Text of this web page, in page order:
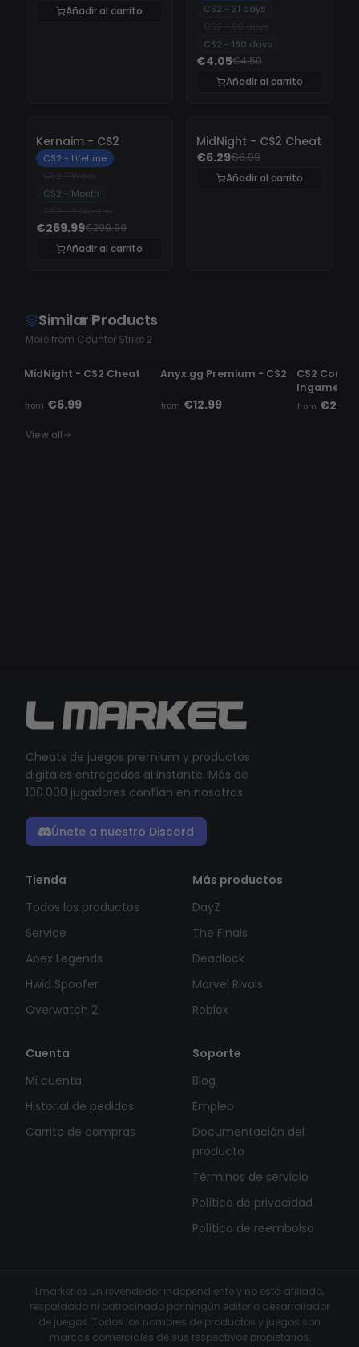
Añadir al carrito
CS2 - 31 days
CS2 - 180 days
€4.05€4.50
Añadir al carrito
Kernaim - CS2
CS2 - Lifetime
CS2 - Month
€269.99€299.99
Añadir al carrito
- 10%
MidNight - CS2 Cheat
€6.29€6.99
Añadir al carrito
Similar Products
More from Counter Strike 2
UNDETECTED
MidNight - CS2 Cheat
from €6.99
Anyx.gg Premium - CS2
from €12.99
CS2
Ingame
from €2.99
View all
Cheats de juegos premium y productos
digitales entregados al instante. Más de
100.000 jugadores confían en nosotros.
Únete a nuestro Discord
Tienda
Todos los productos
Service
Apex Legends
Hwid Spoofer
Overwatch 2
Más productos
DayZ
The Finals
Deadlock
Marvel Rivals
Roblox
Cuenta
Mi cuenta
Historial de pedidos
Carrito de compras
Soporte
Blog
Empleo
Documentación del
producto
Términos de servicio
Política de privacidad
Política de reembolso
Lmarket es un revendedor independiente y no está afiliado,
respaldado ni patrocinado por ningún editor o desarrollador
de juegos. Todos los nombres de productos y juegos son
marcas comerciales de sus respectivos propietarios,